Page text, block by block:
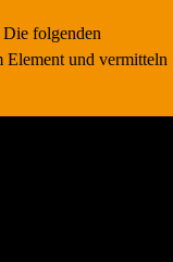
folgenden
und vermitteln